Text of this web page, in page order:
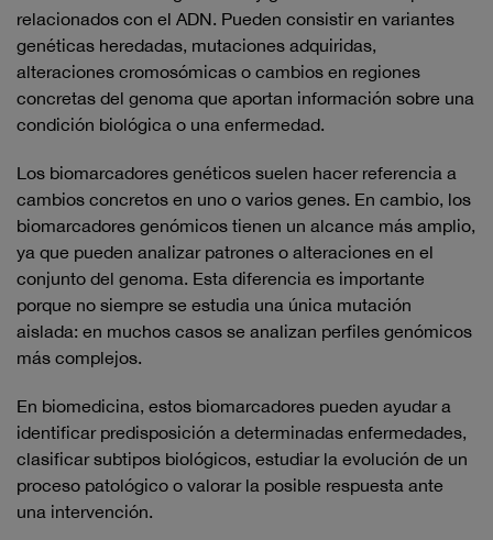
relacionados con el ADN. Pueden consistir en variantes
genéticas heredadas, mutaciones adquiridas,
alteraciones cromosómicas o cambios en regiones
concretas del genoma que aportan información sobre una
condición biológica o una enfermedad.
Los biomarcadores genéticos suelen hacer referencia a
cambios concretos en uno o varios genes. En cambio, los
biomarcadores genómicos tienen un alcance más amplio,
ya que pueden analizar patrones o alteraciones en el
conjunto del genoma. Esta diferencia es importante
porque no siempre se estudia una única mutación
aislada: en muchos casos se analizan perfiles genómicos
más complejos.
En biomedicina, estos biomarcadores pueden ayudar a
identificar predisposición a determinadas enfermedades,
clasificar subtipos biológicos, estudiar la evolución de un
proceso patológico o valorar la posible respuesta ante
una intervención.